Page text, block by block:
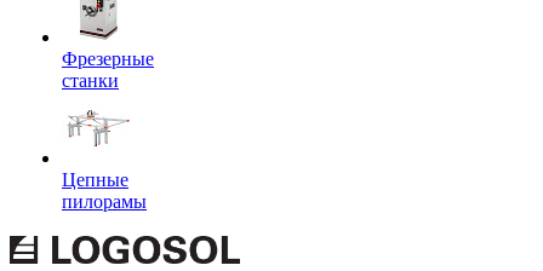
Фрезерные
станки
Цепные
пилорамы